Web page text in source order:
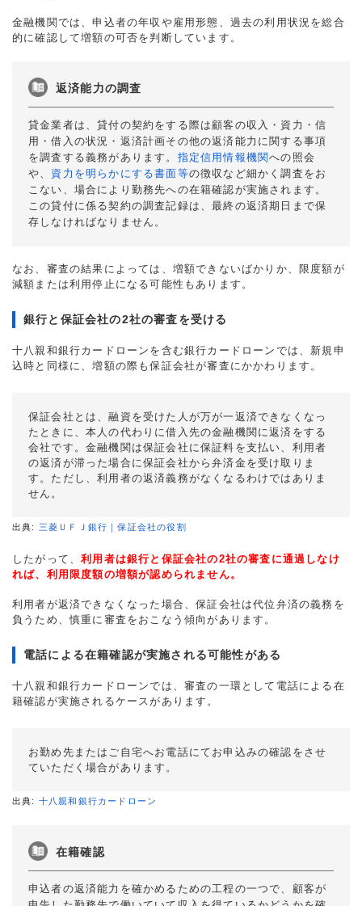
金融機関では、申込者の年収や雇用形態、過去の利用状況を総合
的に確認して増額の可否を判断しています。
返済能力の調査
貸金業者は、貸付の契約をする際は顧客の収入・資力・信
用・借入の状況・返済計画その他の返済能力に関する事項
を調査する義務があります。 指定信用情報機関への照会
や、 資力を明らかにする書面等の徴収など細かく調査をお
こない、場合により勤務先への在籍確認が実施されます。
この貸付に係る契約の調査記録は、最終の返済期日まで保
存しなければなりません。
なお、審査の結果によっては、増額できないばかりか、限度額が
減額または利用停止になる可能性もあります。
銀行と保証会社の2社の審査を受ける
十八親和銀行カードローンを含む銀行カードローンでは、新規申
込時と同様に、増額の際も保証会社が審査にかかわります。
保証会社とは、融資を受けた人が万が一返済できなくなっ
たときに、本人の代わりに借入先の金融機関に返済をする
会社です。金融機関は保証会社に保証料を支払い、利用者
の返済が滞った場合に保証会社から弁済金を受け取りま
す。ただし、利用者の返済義務がなくなるわけではありま
せん。
出典: 三菱ＵＦＪ銀行｜保証会社の役割
したがって、利用者は銀行と保証会社の2社の審査に通過しなけ
れば、利用限度額の増額が認められません。
利用者が返済できなくなった場合、保証会社は代位弁済の義務を
負うため、慎重に審査をおこなう傾向があります。
電話による在籍確認が実施される可能性がある
十八親和銀行カードローンでは、審査の一環として電話による在
籍確認が実施されるケースがあります。
お勤め先またはご⾃宅へお電話にてお申込みの確認をさせ
ていただく場合があります。
出典: 十八親和銀行カードローン
在籍確認
申込者の返済能力を確かめるための工程の一つで、顧客が